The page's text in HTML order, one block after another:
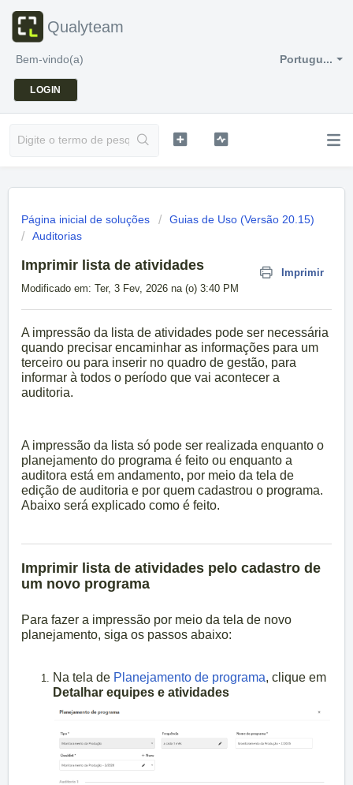
Qualyteam
Portugu...
Bem-vindo(a)
LOGIN
Página inicial de soluções
Guias de Uso (Versão 20.15)
Auditorias
Imprimir lista de atividades
Imprimir
Modificado em: Ter, 3 Fev, 2026 na (o) 3:40 PM
A impressão da lista de atividades pode ser necessária
quando precisar encaminhar as informações para um
terceiro ou para inserir no quadro de gestão, para
informar à todos o período que vai acontecer a
auditoria.
A impressão da lista só pode ser realizada enquanto o
planejamento do programa é feito ou enquanto a
auditora está em andamento, por meio da tela de
edição de auditoria e por quem cadastrou o programa.
Abaixo será explicado como é feito.
Imprimir lista de atividades pelo cadastro de
um novo programa
Para fazer a impressão por meio da tela de novo
planejamento, siga os passos abaixo:
Na tela de Planejamento de programa, clique em
Detalhar equipes e atividades